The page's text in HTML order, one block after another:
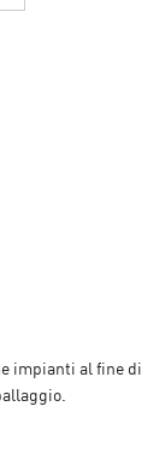
impianti al fine di